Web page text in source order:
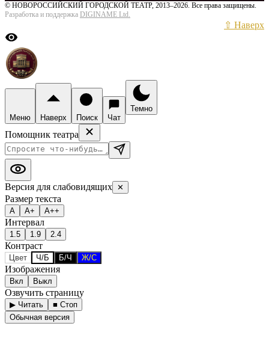
© НОВОРОССИЙСКИЙ ГОРОДСКОЙ ТЕАТР, 2013–2026. Все права защищены.
Разработка и поддержка DIGINAME Ltd.
⇧ Наверх
Меню Наверх Поиск Чат
Темно
Помощник театра
Версия для слабовидящих ✕
Размер текста
А А+ А++
Интервал
1.5 1.9 2.4
Контраст
Цвет Ч/Б Б/Ч Ж/С
Изображения
Вкл Выкл
Озвучить страницу
▶ Читать
■ Стоп
Обычная версия